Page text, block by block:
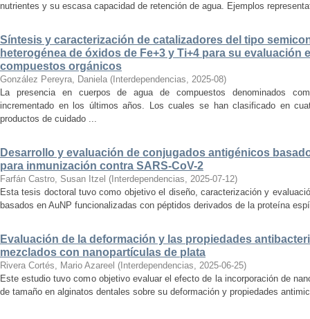
nutrientes y su escasa capacidad de retención de agua. Ejemplos
Síntesis y caracterización de catalizadores del tipo
heterogénea de óxidos de Fe+3 y Ti+4 para su evaluación
compuestos orgánicos
González Pereyra, Daniela ( Interdependencias, 2025-08)
La presencia en cuerpos de agua de compuestos denominados
incrementado en los últimos años. Los cuales se han clasificado en
productos de cuidado ...
Desarrollo y evaluación de conjugados antigénicos
para inmunización contra SARS-CoV-2
Farfán Castro, Susan Itzel ( Interdependencias, 2025-07-12)
Esta tesis doctoral tuvo como objetivo el diseño, caracterización y
basados en AuNP funcionalizadas con péptidos derivados de la proteína
Evaluación de la deformación y las propiedades
mezclados con nanopartículas de plata
Rivera Cortés, Mario Azareel ( Interdependencias, 2025-06-25)
Este estudio tuvo como objetivo evaluar el efecto de la incorporación de
de tamaño en alginatos dentales sobre su deformación y propiedades